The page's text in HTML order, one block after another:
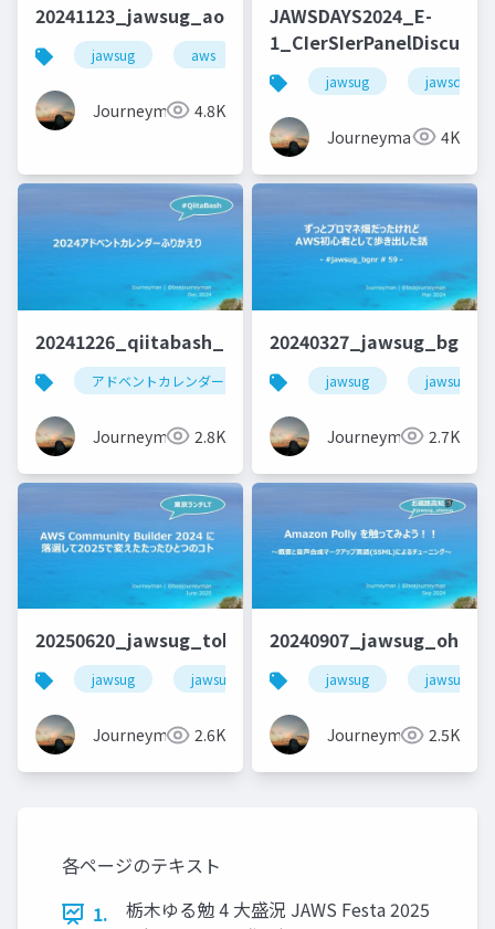
20241123_jawsug_aomori_lt_beajouneyman
jawsug aws jaws-ug キャリア
Journeyman 4.8K
JAWSDAYS2024_E-
jawsug jawsdays
Journeyman 4K
20241226_qiitabash_lt_beajouneyman
アドベントカレンダー アウトプット qiita
Journeyman 2.8K
jawsug
Journeyman 2.7K
20250620_jawsug_tokyo_LTt_lt_beajouneyman
jawsug jawsug_tokyo awscommunitybuilder
Journeyman 2.6K
jawsug
Journeyman 2.5K
各ページのテキスト
1.
栃木ゆる勉 4 大盛況 JAWS Festa 2025